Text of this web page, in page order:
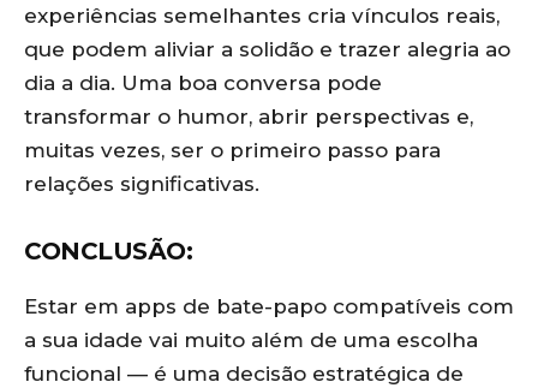
experiências semelhantes cria vínculos reais,
que podem aliviar a solidão e trazer alegria ao
dia a dia. Uma boa conversa pode
transformar o humor, abrir perspectivas e,
muitas vezes, ser o primeiro passo para
relações significativas.
CONCLUSÃO:
Estar em apps de bate-papo compatíveis com
a sua idade vai muito além de uma escolha
funcional — é uma decisão estratégica de